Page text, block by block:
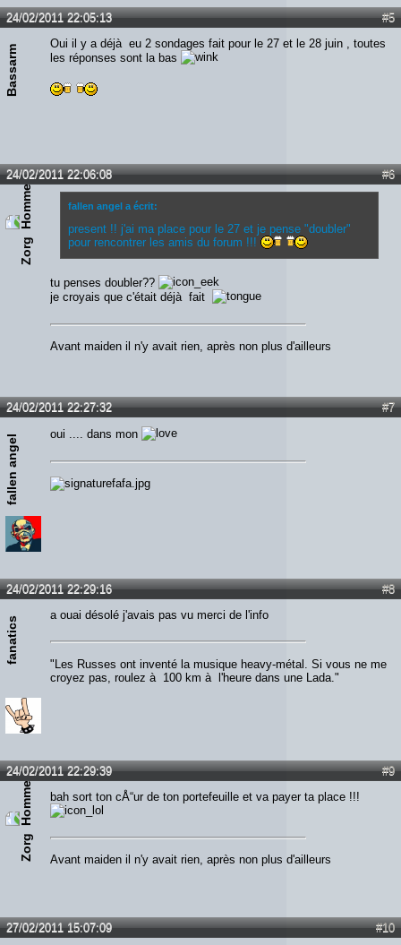
#5
24/02/2011 22:05:13
Bassarm
Oui il y a déjà eu 2 sondages fait pour le 27 et le 28 juin , toutes
les réponses sont la bas
#6
24/02/2011 22:06:08
Zorg
fallen angel a écrit:
present !! j'ai ma place pour le 27 et je pense "doubler"
pour rencontrer les amis du forum !!!
tu penses doubler??
je croyais que c'était déjà fait
Avant maiden il n'y avait rien, après non plus d'ailleurs
#7
24/02/2011 22:27:32
fallen angel oui .... dans mon
#8
24/02/2011 22:29:16
fanatics
a ouai désolé j'avais pas vu merci de l'info
"Les Russes ont inventé la musique heavy-métal. Si vous ne me
croyez pas, roulez à 100 km à l'heure dans une Lada."
#9
24/02/2011 22:29:39
Zorg
bah sort ton cÅ“ur de ton portefeuille et va payer ta place !!!
Avant maiden il n'y avait rien, après non plus d'ailleurs
#10
27/02/2011 15:07:09